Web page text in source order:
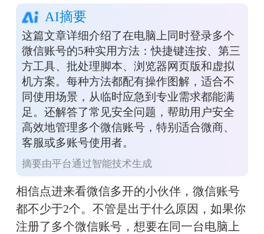
员沟通效率，帮助企业用
更少的客服，服务更多客
户。
AI摘要
这篇文章详细介绍了在电脑上同时登录多个
微信账号的5种实用方法：快捷键连按、第三
方工具、批处理脚本、浏览器网页版和虚拟
机方案。每种方法都配有操作图解，适合不
同使用场景，从临时应急到专业需求都能满
足。还解答了常见安全问题，帮助用户安全
高效地管理多个微信账号，特别适合微商、
客服或多账号使用者。
摘要由平台通过智能技术生成
相信点进来看微信多开的小伙伴，微信账号
都不少于2个。不管是出于什么原因，如果你
注册了多个微信账号，想要在同一台电脑上